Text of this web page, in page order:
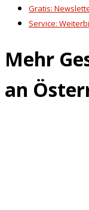
Gratis:
Service:
Mehr
an